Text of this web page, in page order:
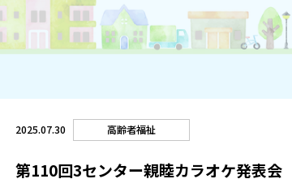
2025.07.30 高齢者福祉
第110回3センター親睦カラオケ発表会